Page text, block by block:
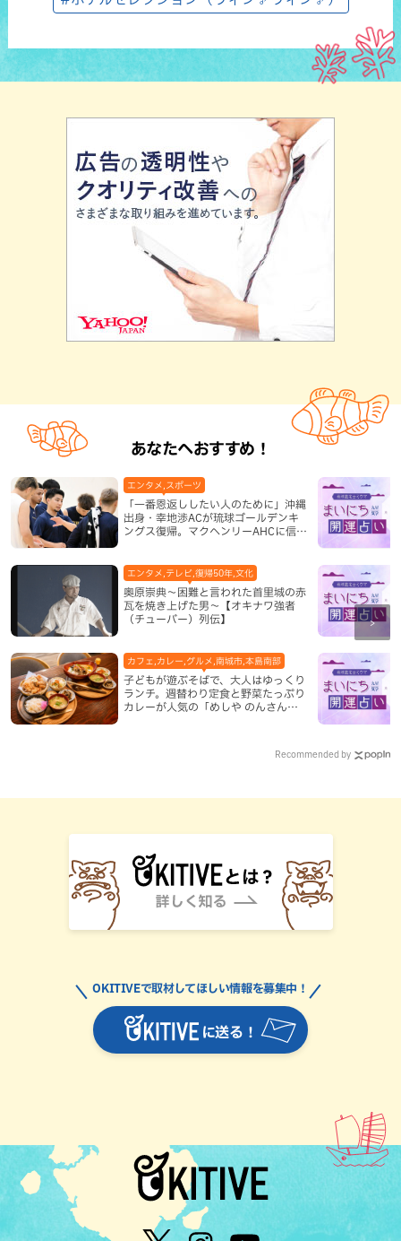
あなたへおすすめ！
「一番恩返ししたい人のために」沖縄
出身・幸地渉ACが琉球ゴールデンキ
ングス復帰。マクヘンリーAHCに信頼
エンタメ,スポーツ
奥原崇典～困難と言われた首里城の赤
瓦を焼き上げた男～【オキナワ強者
（チューバー）列伝】
エンタメ,テレビ,復帰50年,文化
子どもが遊ぶそばで、大人はゆっくり
ランチ。週替わり定食と野菜たっぷり
カレーが人気の「めしや のんさん」
カフェ,カレー,グルメ,南城市,本島南部
Recommended by
に送る！
OKITIVEで取材してほしい情報を募集中！